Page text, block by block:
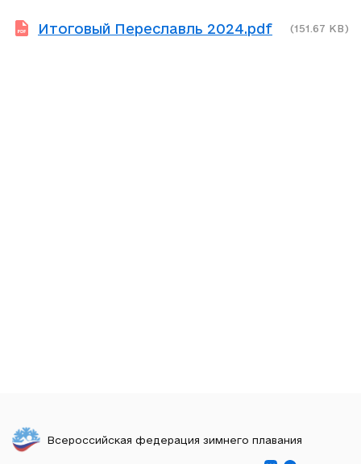
Итоговый Переславль 2024.pdf (151.67 KB)
Всероссийская федерация зимнего плавания